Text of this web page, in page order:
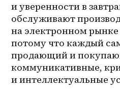
и уверенности в
обслуживают
на электронном
потому что каждый
продающий и
коммуникативные,
и интеллектуальные